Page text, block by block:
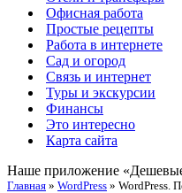
Офисная работа
Простые рецепты
Работа в интернете
Сад и огород
Связь и интернет
Туры и экскурсии
Финансы
Это интересно
Карта сайта
Наше приложение
Главная » WordPress » WordPress.